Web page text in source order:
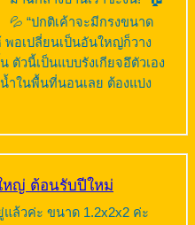
💦 “ปกติเค้าจะมีกรงขนาด
พอเปลี่ยนเป็นอันใหญ่ก็วาง
ตัวนี้เป็นแบบรังเกียจอึตัวเอง
ำในพื้นที่นอนเลย ต้องแบ่ง
หญ่ ต้อนรับปีใหม่
ล้วค่ะ ขนาด 1.2x2x2 ค่ะ